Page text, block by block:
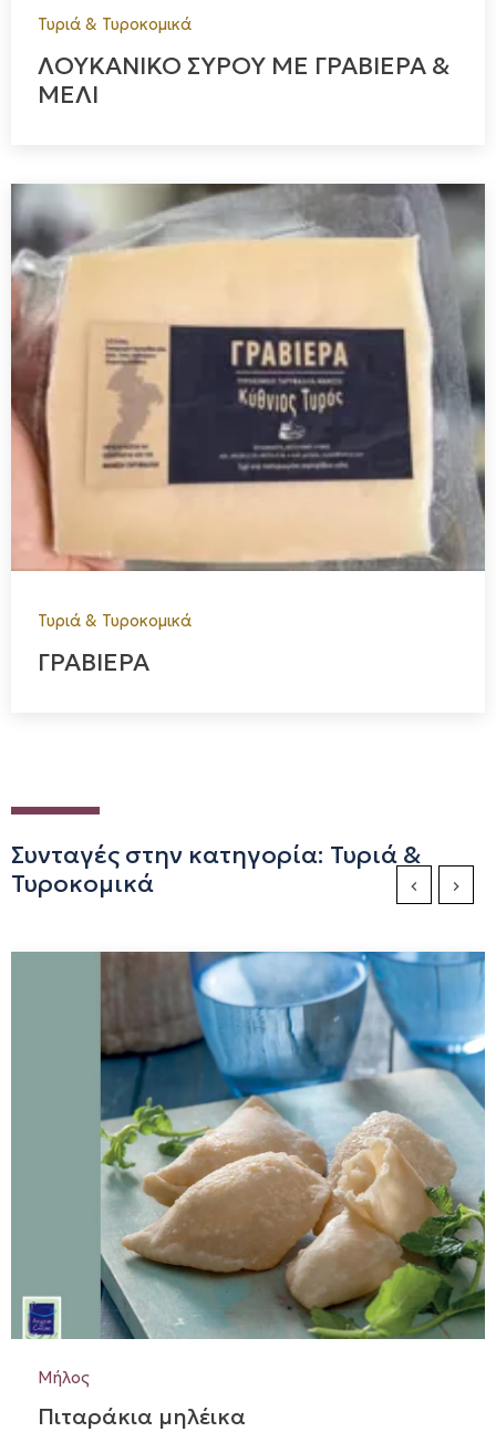
Τυριά & Τυροκομικά
ΛΟΥΚΑΝΙΚΟ ΣΥΡΟΥ ΜΕ ΓΡΑΒΙΕΡΑ &
ΜΕΛΙ
Τυριά & Τυροκομικά
ΓΡΑΒΙΕΡΑ
Συνταγές στην κατηγορία: Τυριά &
Τυροκομικά
Μήλος
Πιταράκια μηλέικα
PreviousNext